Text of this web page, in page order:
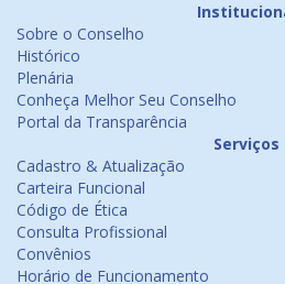
Sobre o Conselho
Histórico
Plenária
Conheça Melhor Seu Conselho
Portal da Transparência
Serviços
Cadastro & Atualização
Carteira Funcional
Código de Ética
Consulta Profissional
Convênios
Horário de Funcionamento